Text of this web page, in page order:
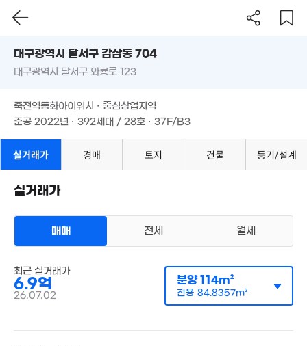
매물가 보기
매매 6억 9000만원
전용85m²
계약일 '26. 07
9,100만
14억
'16. 05
필터 매물 탐색
대구시 달서구 감삼동 704
준공 2022년 · 392세대 / 28호 · 37F/B3
대구광역시 달서구 감삼동 704
대구광역시 달서구 와룡로 123
죽전역동화아이위시 · 중심상업지역
준공 2022년 · 392세대 / 28호 · 37F/B3
실거래가 경매 토지 건물 등기/설계
실거래가
매매 전세 월세
최근 실거래가
6.9억
26.07.02
분양114m²
전용 84.8357m²